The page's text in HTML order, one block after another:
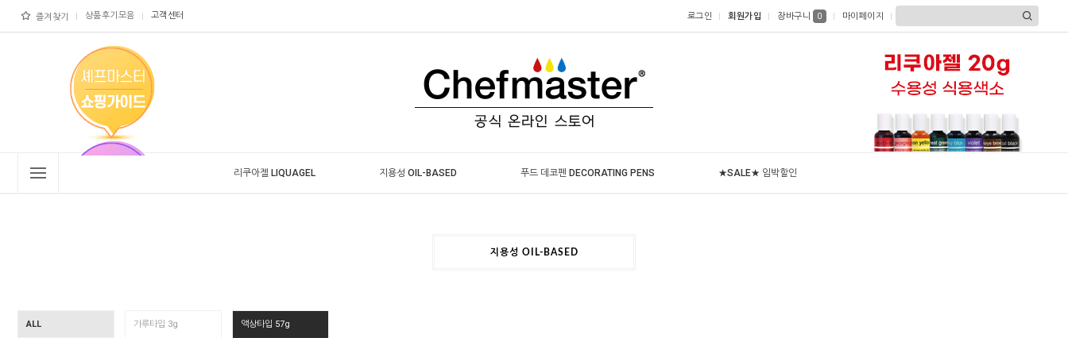
즐겨찾기 상품후기모음 고객센터 로그인 회원가입 장바구니 0 마이페이지
리쿠아젤 LIQUAGEL 지용성 OIL-BASED 푸드 데코펜 DECORATING PENS ★SALE★ 임박할인
지용성 OIL-BASED
ALL 가루타입 3g 액상타입 57g